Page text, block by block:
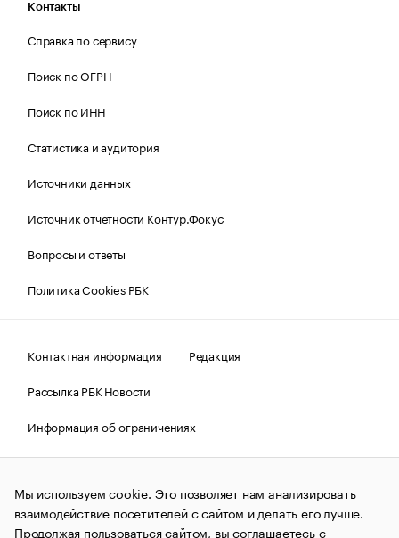
Контакты
Справка по сервису
Поиск по ОГРН
Поиск по ИНН
Статистика и аудитория
Источники данных
Источник отчетности Контур.Фокус
Вопросы и ответы
Политика Cookies РБК
Контактная информация
Редакция
Рассылка РБК Новости
Информация об ограничениях
Правовая информация
О соблюдении авторских прав
© АО «РОСБИЗНЕСКОНСАЛТИНГ»,1995–2026.Сообщения
и материалы информационного агентства «РБК»
(зарегистрировано Федеральной службой по надзору в сфере
Мы используем cookie. Это позволяет нам анализировать
взаимодействие посетителей с сайтом и делать его лучше.
Продолжая пользоваться сайтом, вы соглашаетесь с